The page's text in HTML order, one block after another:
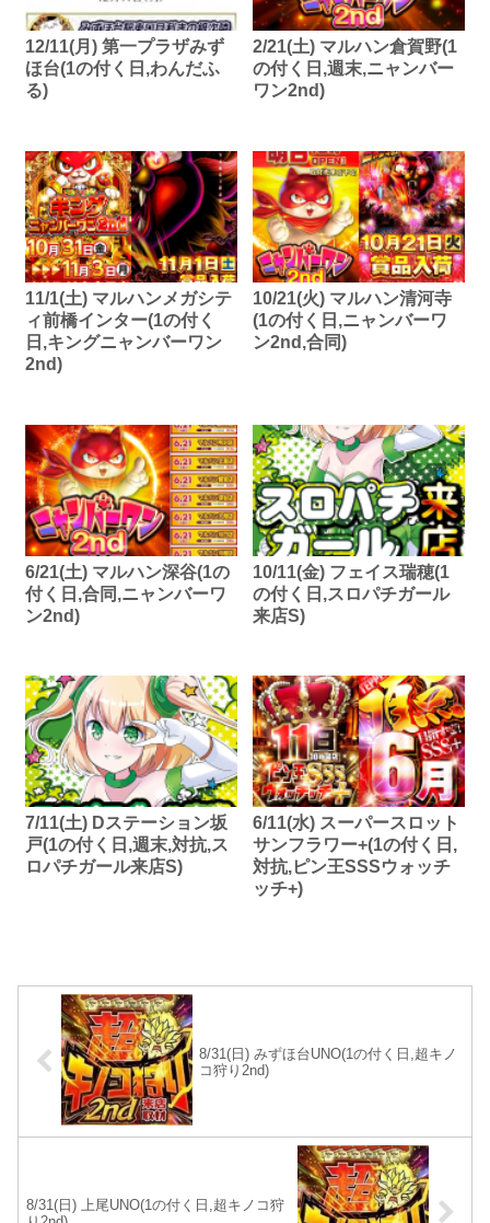
12/11(月) 第一プラザみず
ほ台(1の付く日,わんだふ
る)
2/21(土) マルハン倉賀野(1
の付く日,週末,ニャンバー
ワン2nd)
11/1(土) マルハンメガシテ
ィ前橋インター(1の付く
日,キングニャンバーワン
2nd)
10/21(火) マルハン清河寺
(1の付く日,ニャンバーワ
ン2nd,合同)
6/21(土) マルハン深谷(1の
付く日,合同,ニャンバーワ
ン2nd)
10/11(金) フェイス瑞穂(1
の付く日,スロパチガール
来店S)
7/11(土) Dステーション坂
戸(1の付く日,週末,対抗,ス
ロパチガール来店S)
6/11(水) スーパースロット
サンフラワー+(1の付く日,
対抗,ピン王SSSウォッチ
ッチ+)
8/31(日) みずほ台UNO(1の付く日,超キノ
コ狩り2nd)
8/31(日) 上尾UNO(1の付く日,超キノコ狩